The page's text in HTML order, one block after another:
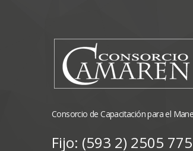
Consorcio de Capacitación para el
Fijo: (593 2) 2505 775